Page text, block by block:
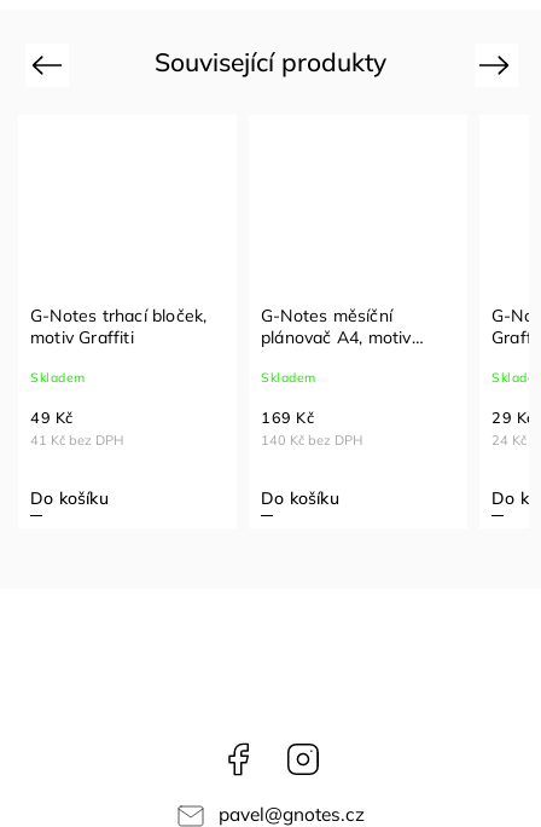
Související produkty
Previous
G-Notes trhací bloček,
motiv Graffiti
Skladem
41 Kč bez DPH
49 Kč
Do košíku
G-Notes měsíční
plánovač A4, motiv
Skladem
140 Kč bez DPH
169 Kč
Do košíku
G-
24 Kč
29 Kč
Do
Next
Facebook
pavel@gnotes.cz